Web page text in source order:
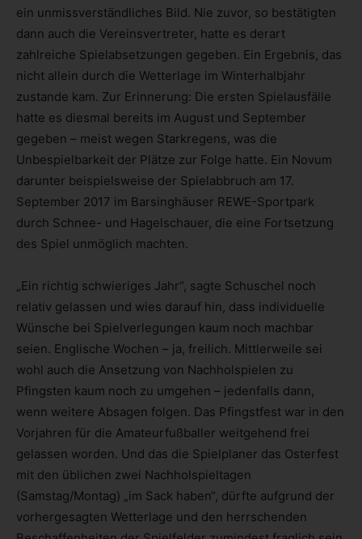
ein unmissverständliches Bild. Nie zuvor, so bestätigten
dann auch die Vereinsvertreter, hatte es derart
zahlreiche Spielabsetzungen gegeben. Ein Ergebnis, das
nicht allein durch die Wetterlage im Winterhalbjahr
zustande kam. Zur Erinnerung: Die ersten Spielausfälle
hatte es diesmal bereits im August und September
gegeben – meist wegen Starkregens, was die
Unbespielbarkeit der Plätze zur Folge hatte. Ein Novum
darunter beispielsweise der Spielabbruch am 17.
September 2017 im Barsinghäuser REWE-Sportpark
durch Schnee- und Hagelschauer, die eine Fortsetzung
des Spiel unmöglich machten.
„Ein richtig schwieriges Jahr“, sagte Schuschel noch
relativ gelassen und wies darauf hin, dass individuelle
Wünsche bei Spielverlegungen kaum noch machbar
seien. Englische Wochen – ja, freilich. Mittlerweile sei
wohl auch die Ansetzung von Nachholspielen zu
Pfingsten kaum noch zu umgehen – jedenfalls dann,
wenn weitere Absagen folgen. Das Pfingstfest war in den
Vorjahren für die Amateurfußballer weitgehend frei
gelassen worden. Und das die Spielplaner das Osterfest
mit den üblichen zwei Nachholspieltagen
(Samstag/Montag) „im Sack haben“, dürfte aufgrund der
vorhergesagten Wetterlage und den herrschenden